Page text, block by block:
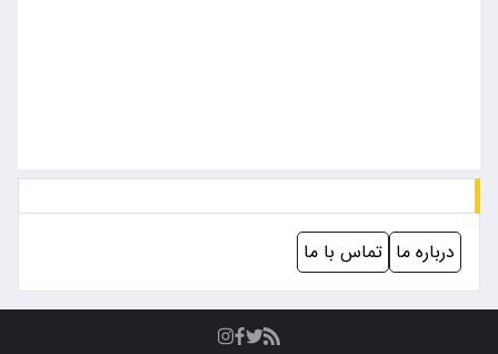
درباره ما تماس با ما